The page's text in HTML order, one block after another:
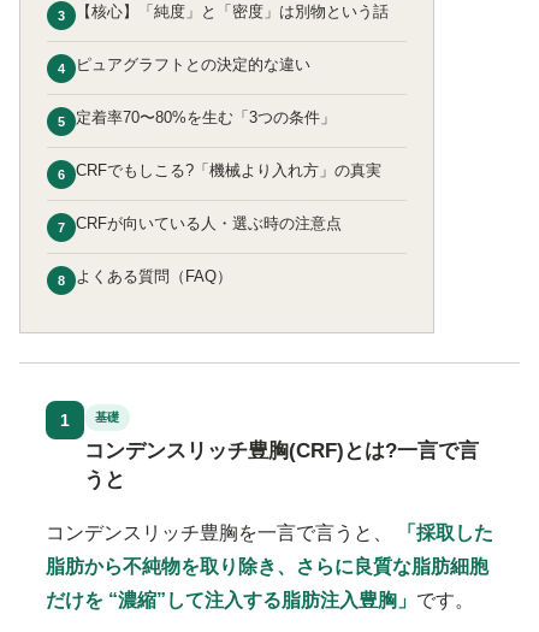
3 【核心】「純度」と「密度」は別物という話
4 ピュアグラフトとの決定的な違い
5 定着率70〜80%を生む「3つの条件」
6 CRFでもしこる?「機械より入れ方」の真実
7 CRFが向いている人・選ぶ時の注意点
8 よくある質問（FAQ）
1 基礎
コンデンスリッチ豊胸(CRF)とは?一言で言
うと
コンデンスリッチ豊胸を一言で言うと、
「採取した
脂肪から不純物を取り除き、さらに良質な脂肪細胞
だけを “濃縮”して注入する脂肪注入豊胸」 です。